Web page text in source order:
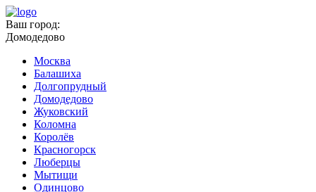
Ваш город:
Домодедово
Москва
Балашиха
Долгопрудный
Домодедово
Жуковский
Коломна
Королёв
Красногорск
Люберцы
Мытищи
Одинцово